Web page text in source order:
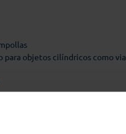
objetos cilíndricos como